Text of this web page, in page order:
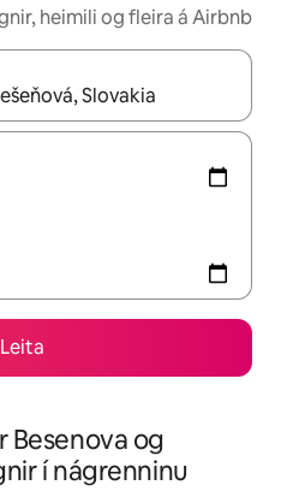
heimili og fleira á Airbnb
skaltu nota upp og niður
Leita
Besenova og
í nágrenninu